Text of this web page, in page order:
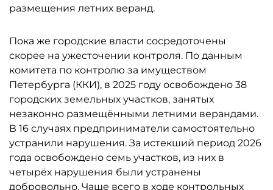
размещения летних веранд.
Пока же городские власти сосредоточены
скорее на ужесточении контроля. По данным
комитета по контролю за имуществом
Петербурга (ККИ), в 2025 году освобождено 38
городских земельных участков, занятых
незаконно размещёнными летними верандами.
В 16 случаях предприниматели самостоятельно
устранили нарушения. За истекший период 2026
года освобождено семь участков, из них в
четырёх нарушения были устранены
добровольно. Чаще всего в ходе контрольных